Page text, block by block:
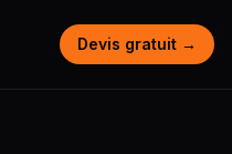
Devis gratuit →